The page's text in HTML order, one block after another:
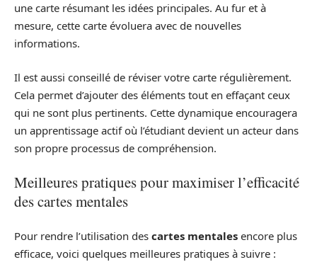
une carte résumant les idées principales. Au fur et à
mesure, cette carte évoluera avec de nouvelles
informations.
Il est aussi conseillé de réviser votre carte régulièrement.
Cela permet d’ajouter des éléments tout en effaçant ceux
qui ne sont plus pertinents. Cette dynamique encouragera
un apprentissage actif où l’étudiant devient un acteur dans
son propre processus de compréhension.
Meilleures pratiques pour maximiser l’efficacité
des cartes mentales
Pour rendre l’utilisation des cartes mentales encore plus
efficace, voici quelques meilleures pratiques à suivre :